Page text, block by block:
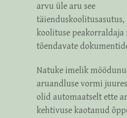
arvu üle aru see
täienduskoolitusasutus,
koolituse
tõendavate
Natuke imelik
aruandluse vormi
olid automaatselt ette
kehtivuse kaotanud